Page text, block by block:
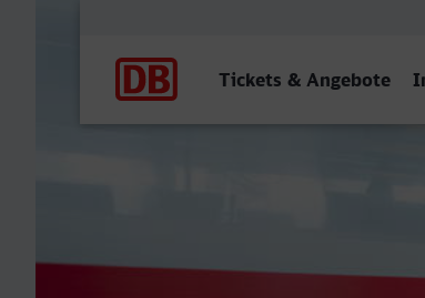
Tickets & Angebote
Stralsund Hbf -